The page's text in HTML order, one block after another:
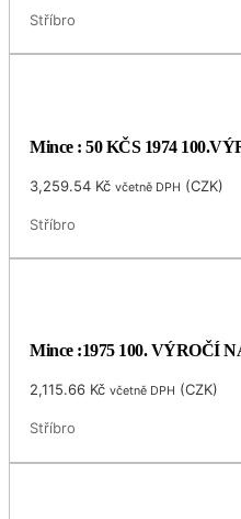
Stříbro
Mince : 50 KČS 1974
3,259.54 Kč včetně DPH (CZK)
Stříbro
Mince :1975 100. VÝROČÍ
2,115.66 Kč včetně DPH (CZK)
Stříbro